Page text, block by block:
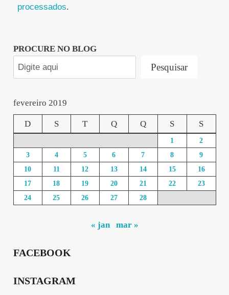
processados.
PROCURE NO BLOG
Pesquisar
fevereiro 2019
D S T Q Q S S
1
2
3
4 5 6 7 8
9
10
11 12 13 14 15
16
17
18 19 20 21 22
23
24
25 26 27 28
« jan mar »
FACEBOOK
INSTAGRAM